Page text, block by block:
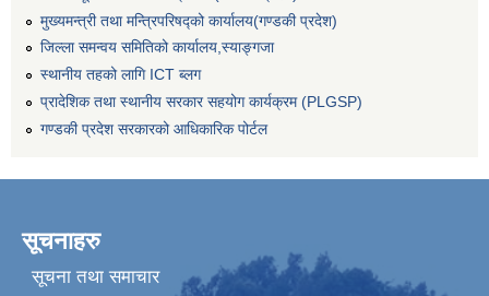
मुख्यमन्त्री तथा मन्त्रिपरिषद्को कार्यालय(गण्डकी प्रदेश)
जिल्ला समन्वय समितिको कार्यालय,स्याङ्गजा
स्थानीय तहको लागि ICT ब्लग
प्रादेशिक तथा स्थानीय सरकार सहयोग कार्यक्रम (PLGSP)
गण्डकी प्रदेश सरकारको आधिकारिक पोर्टल
सूचनाहरु
सूचना तथा समाचार